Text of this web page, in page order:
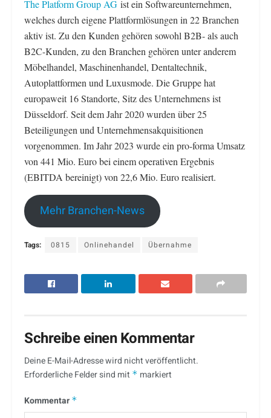
The Platform Group AG ist ein Softwareunternehmen,
welches durch eigene Plattformlösungen in 22 Branchen
aktiv ist. Zu den Kunden gehören sowohl B2B- als auch
B2C-Kunden, zu den Branchen gehören unter anderem
Möbelhandel, Maschinenhandel, Dentaltechnik,
Autoplattformen und Luxusmode. Die Gruppe hat
europaweit 16 Standorte, Sitz des Unternehmens ist
Düsseldorf. Seit dem Jahr 2020 wurden über 25
Beteiligungen und Unternehmensakquisitionen
vorgenommen. Im Jahr 2023 wurde ein pro-forma Umsatz
von 441 Mio. Euro bei einem operativen Ergebnis
(EBITDA bereinigt) von 22,6 Mio. Euro realisiert.
Mehr Branchen-News
Tags: 0815 Onlinehandel Übernahme
Schreibe einen Kommentar
Deine E-Mail-Adresse wird nicht veröffentlicht.
Erforderliche Felder sind mit * markiert
Kommentar *